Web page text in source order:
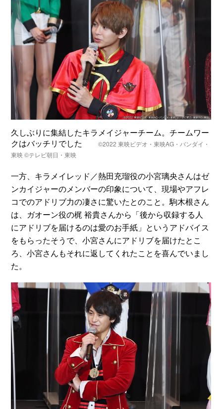
久しぶりに集結したキラメイジャーチーム。チームワー
クはバッチリでした©2022 東映ビデオ・東映AG・バンダイ・
東映 ©テレビ朝日・東映
一方、キラメイレッド／熱田充瑠役の小宮璃央さんはゼ
ンカイジャーのメンバーの印象について、現場やアフレ
コでのアドリブ力の凄さに驚いたとのこと。駒木根さん
は、ガオーン役の梶 裕貴さんから「後から収録する人
にアドリブを届けるのは愛のお手紙」というアドバイス
をもらったそうで、小宮さんにアドリブを届けたとこ
ろ、小宮さんもそれに返してくれたことを喜んでいまし
た。